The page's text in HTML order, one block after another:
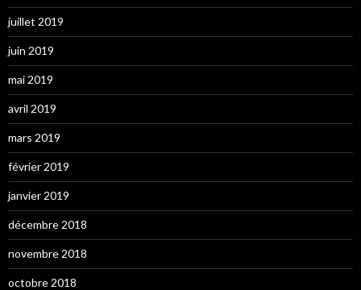
juillet 2019
juin 2019
mai 2019
avril 2019
mars 2019
février 2019
janvier 2019
décembre 2018
novembre 2018
octobre 2018